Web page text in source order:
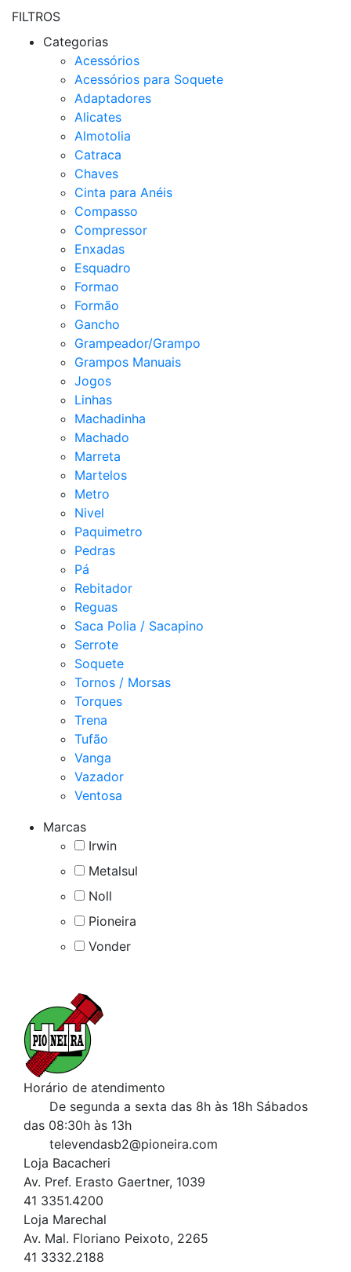
FILTROS
Categorias
Acessórios
Acessórios para Soquete
Adaptadores
Alicates
Almotolia
Catraca
Chaves
Cinta para Anéis
Compasso
Compressor
Enxadas
Esquadro
Formao
Formão
Gancho
Grampeador/Grampo
Grampos Manuais
Jogos
Linhas
Machadinha
Machado
Marreta
Martelos
Metro
Nivel
Paquimetro
Pedras
Pá
Rebitador
Reguas
Saca Polia / Sacapino
Serrote
Soquete
Tornos / Morsas
Torques
Trena
Tufão
Vanga
Vazador
Ventosa
Marcas
Irwin
Metalsul
Noll
Pioneira
Vonder
Horário de atendimento
De segunda a sexta das 8h às 18h Sábados
das 08:30h às 13h
televendasb2@pioneira.com
Loja Bacacheri
Av. Pref. Erasto Gaertner, 1039
41 3351.4200
Loja Marechal
Av. Mal. Floriano Peixoto, 2265
41 3332.2188